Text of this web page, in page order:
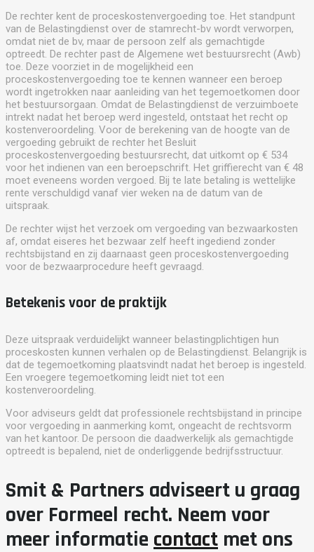
De rechter kent de proceskostenvergoeding toe. Het standpunt
van de Belastingdienst over de stamrecht-bv wordt verworpen,
omdat niet de bv, maar de persoon zelf als gemachtigde
optreedt. De rechter past de Algemene wet bestuursrecht (Awb)
toe. Deze voorziet in de mogelijkheid een
proceskostenvergoeding toe te kennen wanneer een beroep
wordt ingetrokken naar aanleiding van het tegemoetkomen door
het bestuursorgaan. Omdat de Belastingdienst de verzuimboete
intrekt nadat het beroep werd ingesteld, ontstaat het recht op
kostenveroordeling. Voor de berekening van de hoogte van de
vergoeding gebruikt de rechter het Besluit
proceskostenvergoeding bestuursrecht, dat uitkomt op € 534
voor het indienen van een beroepschrift. Het griffierecht van € 48
moet eveneens worden vergoed. Bij te late betaling is wettelijke
rente verschuldigd vanaf vier weken na de datum van de
uitspraak.
De rechter wijst het verzoek om vergoeding van bezwaarkosten
af, omdat eiseres het bezwaar zelf heeft ingediend zonder
rechtsbijstand en zij daarnaast geen proceskostenvergoeding
voor de bezwaarprocedure heeft gevraagd.
Betekenis voor de praktijk
Deze uitspraak verduidelijkt wanneer belastingplichtigen hun
proceskosten kunnen verhalen op de Belastingdienst. Belangrijk is
dat de tegemoetkoming plaatsvindt nadat het beroep is ingesteld.
Een vroegere tegemoetkoming leidt niet tot een
kostenveroordeling.
Voor adviseurs geldt dat professionele rechtsbijstand in principe
voor vergoeding in aanmerking komt, ongeacht de rechtsvorm
van het kantoor. De persoon die daadwerkelijk als gemachtigde
optreedt is bepalend, niet de onderliggende bedrijfsstructuur.
Smit & Partners adviseert u graag
over Formeel recht. Neem voor
meer informatie contact met ons